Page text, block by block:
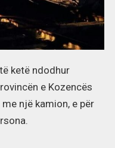
ketë ndodhur
e Kozencës
një kamion, e për